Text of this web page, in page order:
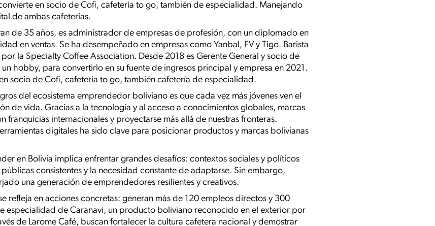
en socio de Cofi, cafetería to go, también de especialidad. Manejando
de ambas cafeterías.
de 35 años, es administrador de empresas de profesión, con un diplomado en
en ventas. Se ha desempeñado en empresas como Yanbal, FV y Tigo. Barista
la Specialty Coffee Association. Desde 2018 es Gerente General y socio de
hobby, para convertirlo en su fuente de ingresos principal y empresa en 2021.
socio de Cofi, cafetería to go, también cafetería de especialidad.
del ecosistema emprendedor boliviano es que cada vez más jóvenes ven el
de vida. Gracias a la tecnología y al acceso a conocimientos globales, marcas
franquicias internacionales y proyectarse más allá de nuestras fronteras.
digitales ha sido clave para posicionar productos y marcas bolivianas
en Bolivia implica enfrentar grandes desafíos: contextos sociales y políticos
consistentes y la necesidad constante de adaptarse. Sin embargo,
una generación de emprendedores resilientes y creativos.
refleja en acciones concretas: generan más de 120 empleos directos y 300
especialidad de Caranavi, un producto boliviano reconocido en el exterior por
de Larome Café, buscan fortalecer la cultura cafetera nacional y demostrar